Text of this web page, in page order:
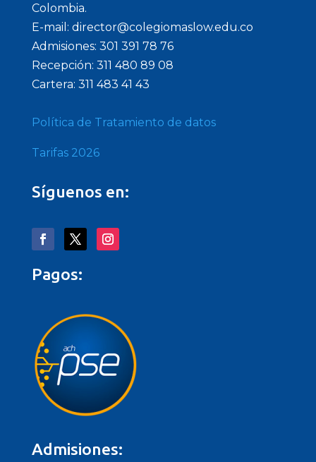
Colombia.
E-mail: director@colegiomaslow.edu.co
Admisiones: 301 391 78 76
Recepción: 311 480 89 08
Cartera: 311 483 41 43
Política de Tratamiento de datos
Tarifas 2026
Síguenos en:
Pagos:
Admisiones: